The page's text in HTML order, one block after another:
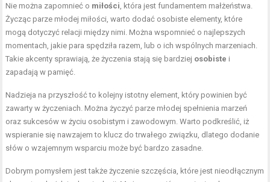
Nie można zapomnieć o miłości , która jest fundamentem małżeństwa.
Życząc parze młodej miłości, warto dodać osobiste elementy, które
mogą dotyczyć relacji między nimi. Można wspomnieć o najlepszych
momentach, jakie para spędziła razem, lub o ich wspólnych marzeniach.
Takie akcenty sprawiają, że życzenia stają się bardziej osobiste i
zapadają w pamięć.
Nadzieja na przyszłość to kolejny istotny element, który powinien być
zawarty w życzeniach. Można życzyć parze młodej spełnienia marzeń
oraz sukcesów w życiu osobistym i zawodowym. Warto podkreślić, iż
wspieranie się nawzajem to klucz do trwałego związku, dlatego dodanie
słów o wzajemnym wsparciu może być bardzo zasadne.
Dobrym pomysłem jest także życzenie szczęścia, które jest nieodłącznym